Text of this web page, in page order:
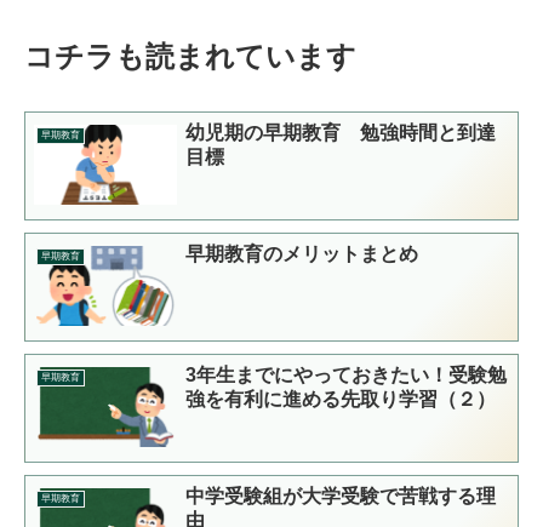
コチラも読まれています
早期教育
幼児期の早期教育 勉強時間と到達
目標
早期教育 早期教育のメリットまとめ
早期教育
3年生までにやっておきたい！受験勉
強を有利に進める先取り学習（２）
早期教育
中学受験組が大学受験で苦戦する理
由